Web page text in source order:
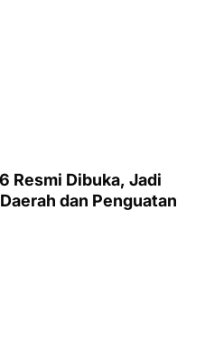
Resmi Dibuka, Jadi
dan Penguatan